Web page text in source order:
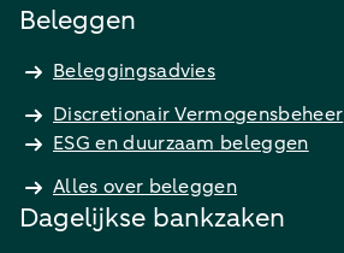
Beleggen
Beleggingsadvies
Discretionair Vermogensbeheer
ESG en duurzaam beleggen
Alles over beleggen
Dagelijkse bankzaken